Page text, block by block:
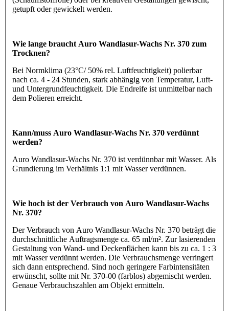
getupft oder gewickelt werden.
Wie lange braucht Auro Wandlasur-Wachs Nr. 370 zum
Trocknen?
Bei Normklima (23°C/ 50% rel. Luftfeuchtigkeit) polierbar
nach ca. 4 - 24 Stunden, stark abhängig von Temperatur, Luft-
und Untergrundfeuchtigkeit. Die Endreife ist unmittelbar nach
dem Polieren erreicht.
Kann/muss Auro Wandlasur-Wachs Nr. 370 verdünnt
werden?
Auro Wandlasur-Wachs Nr. 370 ist verdünnbar mit Wasser. Als
Grundierung im Verhältnis 1:1 mit Wasser verdünnen.
Wie hoch ist der Verbrauch von Auro Wandlasur-Wachs
Nr. 370?
Der Verbrauch von Auro Wandlasur-Wachs Nr. 370 beträgt die
durchschnittliche Auftragsmenge ca. 65 ml/m². Zur lasierenden
Gestaltung von Wand- und Deckenflächen kann bis zu ca. 1 : 3
mit Wasser verdünnt werden. Die Verbrauchsmenge verringert
sich dann entsprechend. Sind noch geringere Farbintensitäten
erwünscht, sollte mit Nr. 370-00 (farblos) abgemischt werden.
Genaue Verbrauchszahlen am Objekt ermitteln.